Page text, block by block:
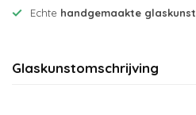
Echte handgemaakte glaskunst
Glaskunstomschrijving